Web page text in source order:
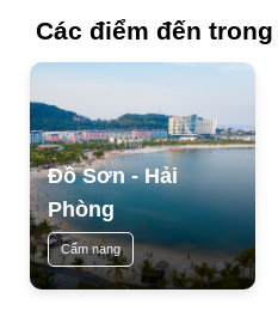
Các điểm đến
Đồ Sơn - Hải
Phòng
Cẩm nang